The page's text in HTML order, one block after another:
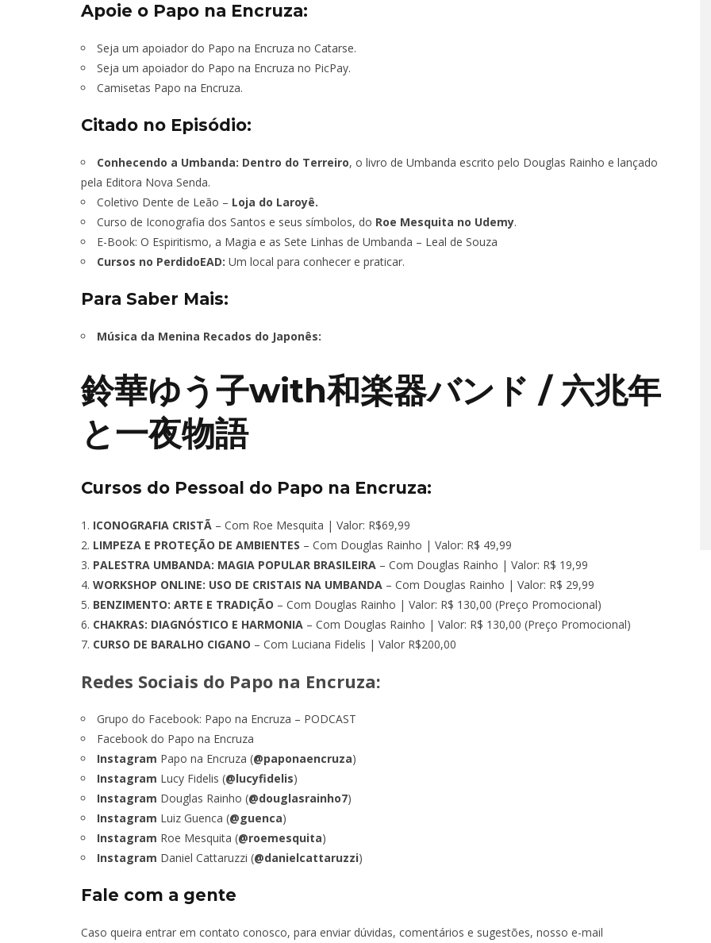
Apoie o Papo na Encruza:
Seja um apoiador do Papo na Encruza no Catarse.
Seja um apoiador do Papo na Encruza no PicPay.
Camisetas Papo na Encruza.
Citado no Episódio:
Conhecendo a Umbanda: Dentro do Terreiro, o livro de Umbanda escrito pelo Douglas Rainho e lançado
pela Editora Nova Senda.
Coletivo Dente de Leão – Loja do Laroyê.
Curso de Iconografia dos Santos e seus símbolos, do Roe Mesquita no Udemy.
E-Book: O Espiritismo, a Magia e as Sete Linhas de Umbanda – Leal de Souza
Cursos no PerdidoEAD: Um local para conhecer e praticar.
Para Saber Mais:
Música da Menina Recados do Japonês:
鈴華ゆう子with和楽器バンド / 六兆年
と一夜物語
Cursos do Pessoal do Papo na Encruza:
ICONOGRAFIA CRISTÃ – Com Roe Mesquita | Valor: R$69,99
LIMPEZA E PROTEÇÃO DE AMBIENTES – Com Douglas Rainho | Valor: R$ 49,99
PALESTRA UMBANDA: MAGIA POPULAR BRASILEIRA – Com Douglas Rainho | Valor: R$ 19,99
WORKSHOP ONLINE: USO DE CRISTAIS NA UMBANDA – Com Douglas Rainho | Valor: R$ 29,99
BENZIMENTO: ARTE E TRADIÇÃO – Com Douglas Rainho | Valor: R$ 130,00 (Preço Promocional)
CHAKRAS: DIAGNÓSTICO E HARMONIA – Com Douglas Rainho | Valor: R$ 130,00 (Preço Promocional)
CURSO DE BARALHO CIGANO – Com Luciana Fidelis | Valor R$200,00
Redes Sociais do Papo na Encruza:
Grupo do Facebook: Papo na Encruza – PODCAST
Facebook do Papo na Encruza
Instagram Papo na Encruza (@paponaencruza)
Instagram Lucy Fidelis (@lucyfidelis)
Instagram Douglas Rainho (@douglasrainho7)
Instagram Luiz Guenca (@guenca)
Instagram Roe Mesquita (@roemesquita)
Instagram Daniel Cattaruzzi (@danielcattaruzzi)
Fale com a gente
Caso queira entrar em contato conosco, para enviar dúvidas, comentários e sugestões, nosso e-mail
OUTUBRO 14, 2022